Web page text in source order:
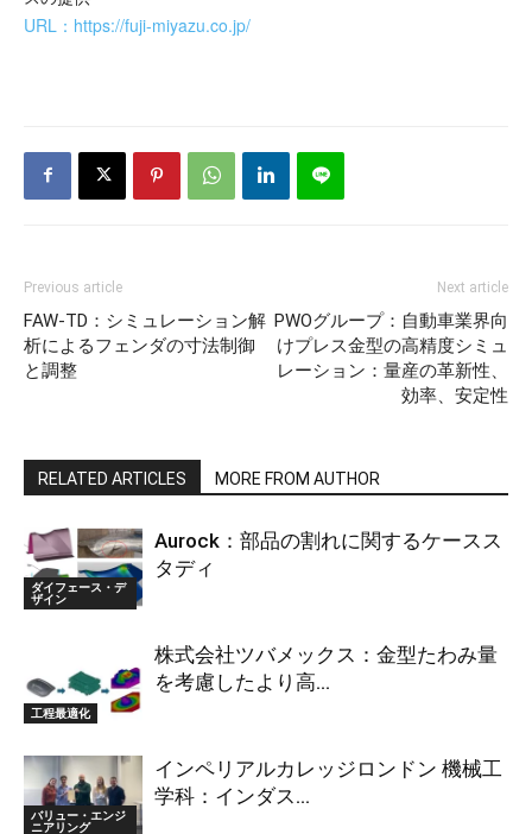
URL：https://fuji-miyazu.co.jp/
Previous article
FAW-TD：シミュレーション解
析によるフェンダの寸法制御
と調整
Next article
PWOグループ：自動車業界向
けプレス金型の高精度シミュ
レーション：量産の革新性、
効率、安定性
RELATED ARTICLES MORE FROM AUTHOR
ダイフェース・デ
ザイン
Aurock：部品の割れに関するケースス
タディ
工程最適化
株式会社ツバメックス：金型たわみ量
を考慮したより高...
バリュー・エンジ
ニアリング
インペリアルカレッジロンドン 機械工
学科：インダス...